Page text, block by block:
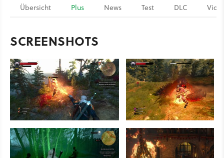
Übersicht Plus News Test DLC
SCREENSHOTS